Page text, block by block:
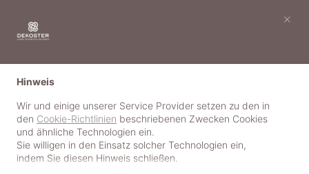
Hinweis
Wir und einige unserer Service Provider setzen zu den in
den Cookie-Richtlinien beschriebenen Zwecken Cookies
und ähnliche Technologien ein.
Sie willigen in den Einsatz solcher Technologien ein,
indem Sie diesen Hinweis schließen.
×